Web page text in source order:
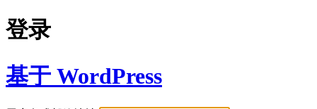
登录
基于 WordPress